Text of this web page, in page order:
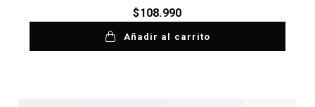
$108.990
Añadir al carrito